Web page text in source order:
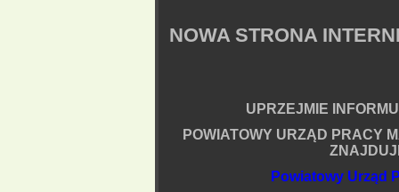
NOWA STRONA
UPRZEJMIE
POWIATOWY URZĄD PRACY
Powiatowy Urząd